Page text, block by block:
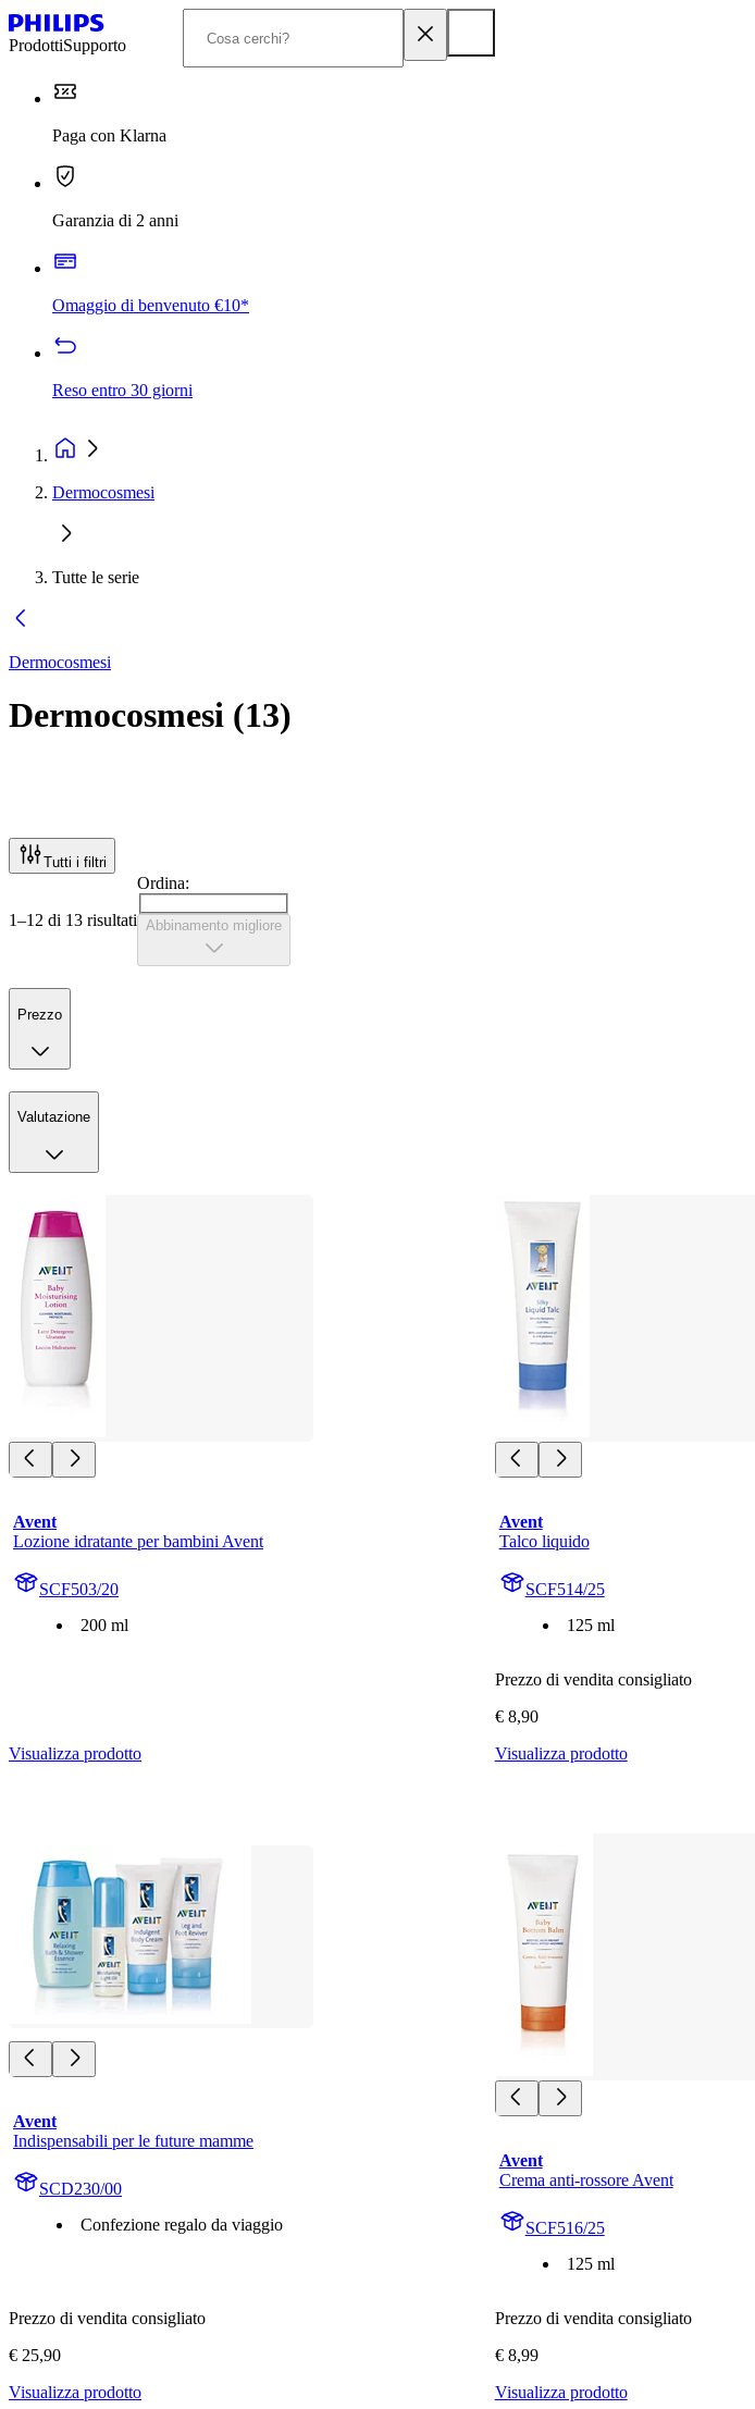
ProdottiSupporto
Paga con Klarna
Garanzia di 2 anni
Omaggio di benvenuto €10*
Reso entro 30 giorni
Dermocosmesi
Tutte le serie
Dermocosmesi
Dermocosmesi (13)
Tutti i filtri
1–12 di 13 risultati
Ordina:
Abbinamento migliore
Prezzo
Valutazione
Avent
Lozione idratante per bambini Avent
SCF503/20
200 ml
Visualizza prodotto
Avent
Talco liquido
SCF514/25
125 ml
Prezzo di vendita consigliato
€ 8,90
Visualizza prodotto
Avent
Indispensabili per le future mamme
SCD230/00
Confezione regalo da viaggio
Prezzo di vendita consigliato
€ 25,90
Visualizza prodotto
Avent
Crema anti-rossore Avent
SCF516/25
125 ml
Prezzo di vendita consigliato
€ 8,99
Visualizza prodotto